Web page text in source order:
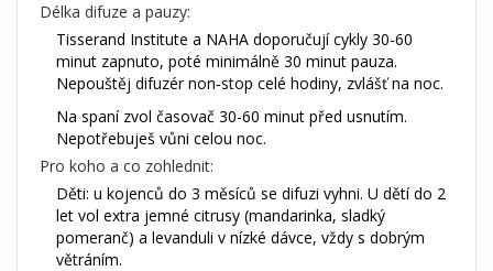
Délka difuze a pauzy:
Tisserand Institute a NAHA doporučují cykly 30-60
minut zapnuto, poté minimálně 30 minut pauza.
Nepouštěj difuzér non‑stop celé hodiny, zvlášť na noc.
Na spaní zvol časovač 30-60 minut před usnutím.
Nepotřebuješ vůni celou noc.
Pro koho a co zohlednit:
Děti: u kojenců do 3 měsíců se difuzi vyhni. U dětí do 2
let vol extra jemné citrusy (mandarinka, sladký
pomeranč) a levanduli v nízké dávce, vždy s dobrým
větráním.